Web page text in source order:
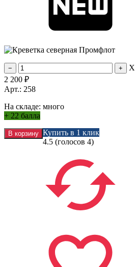
X
2 200 ₽
Арт.: 258
На складе: много
+ 22 балла
Купить в 1 клик
4.5 (голосов 4)